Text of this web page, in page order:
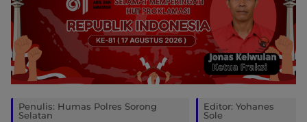
Penulis: Humas Polres Sorong
Selatan
Editor: Yohanes
Sole